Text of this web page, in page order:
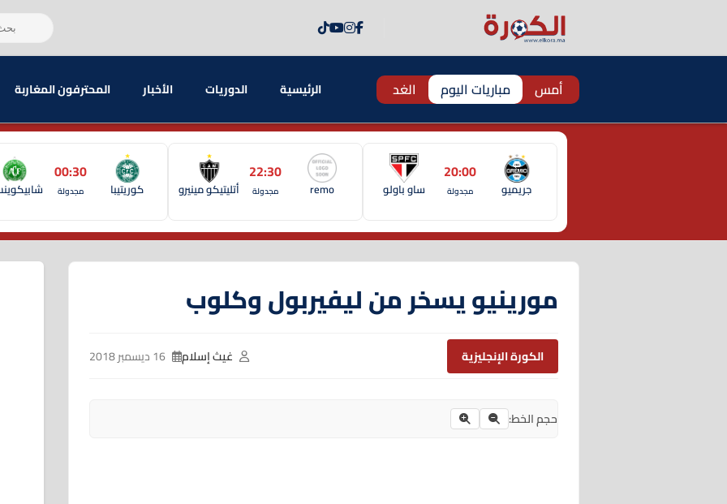
أمس مباريات اليوم الغد الرئيسية الدوريات الأخبار المحترفون المغاربة
جريميو
20:00
مجدولة ساو باولو remo
22:30
مجدولة أتليتيكو مينيرو كوريتيبا
00:30
مجدولة
مورينيو يسخر من ليفيربول وكلوب
الكورة الإنجليزية غيث إسلام
حجم الخط: